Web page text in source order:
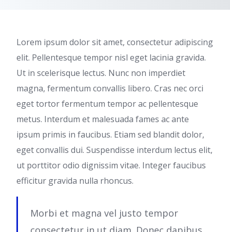
Lorem ipsum dolor sit amet, consectetur adipiscing
elit. Pellentesque tempor nisl eget lacinia gravida.
Ut in scelerisque lectus. Nunc non imperdiet
magna, fermentum convallis libero. Cras nec orci
eget tortor fermentum tempor ac pellentesque
metus. Interdum et malesuada fames ac ante
ipsum primis in faucibus. Etiam sed blandit dolor,
eget convallis dui. Suspendisse interdum lectus elit,
ut porttitor odio dignissim vitae. Integer faucibus
efficitur gravida nulla rhoncus.
Morbi et magna vel justo tempor